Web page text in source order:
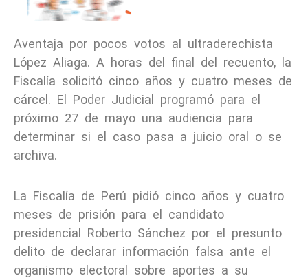
Aventaja por pocos votos al ultraderechista
López Aliaga. A horas del final del recuento, la
Fiscalía solicitó cinco años y cuatro meses de
cárcel. El Poder Judicial programó para el
próximo 27 de mayo una audiencia para
determinar si el caso pasa a juicio oral o se
archiva.
La Fiscalía de Perú pidió cinco años y cuatro
meses de prisión para el candidato
presidencial Roberto Sánchez por el presunto
delito de declarar información falsa ante el
organismo electoral sobre aportes a su